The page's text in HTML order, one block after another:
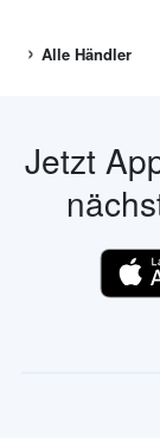
Alle Händler
Jetzt